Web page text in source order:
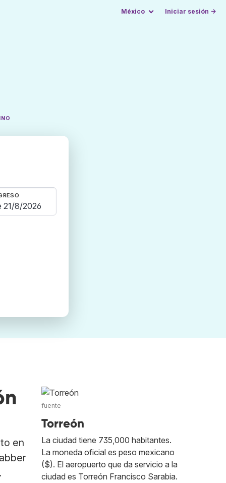
México Iniciar sesión →
en
fuente
Torreón
La ciudad tiene 735,000 habitantes.
La moneda oficial es peso mexicano
($). El aeropuerto que da servicio a la
ciudad es Torreón Francisco Sarabia.